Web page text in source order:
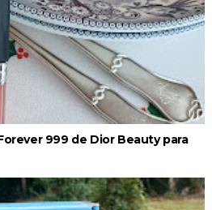
999 de Dior Beauty para